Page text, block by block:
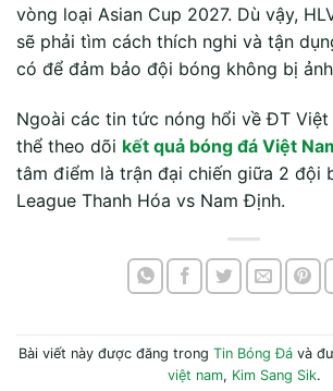
vòng loại Asian Cup 2027. Dù vậy,
sẽ phải tìm cách thích nghi và tận
có để đảm bảo đội bóng không bị
Ngoài các tin tức nóng hổi về ĐT Việt
thể theo dõi kết quả bóng đá Việt
tâm điểm là trận đại chiến giữa 2 đội
League Thanh Hóa vs Nam Định.
Bài viết này được đăng trong Tin Bóng Đávà
việt nam, Kim Sang Sik.